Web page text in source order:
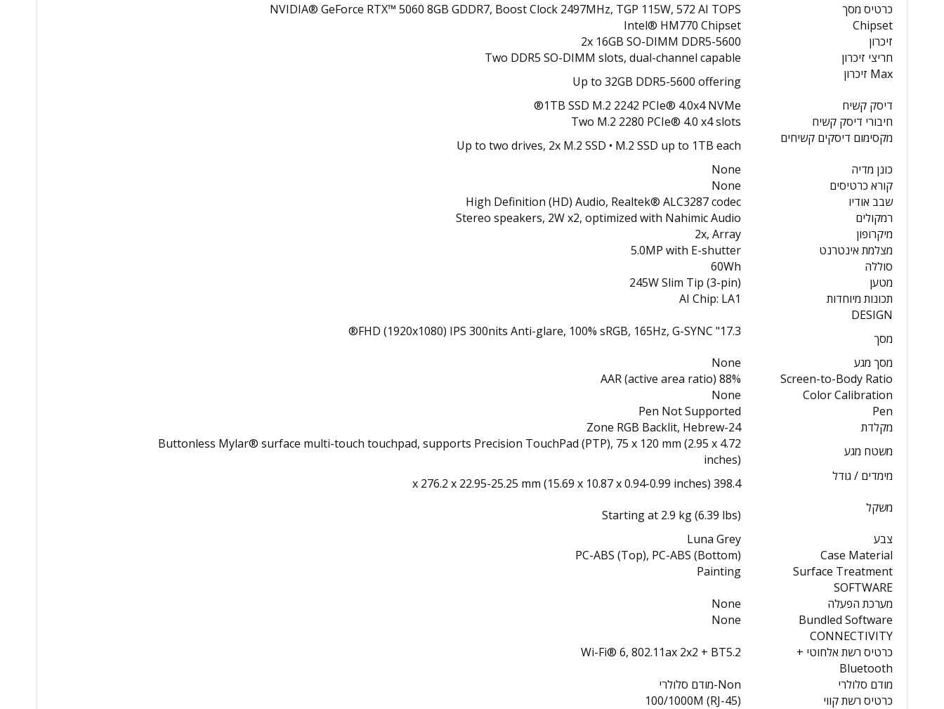
כרטיס מסך
NVIDIA® GeForce RTX™ 5060 8GB GDDR7, Boost Clock 2497MHz, TGP 115W, 572 AI TOPS
Chipset
Intel® HM770 Chipset
זיכרון
2x 16GB SO-DIMM DDR5-5600
חריצי זיכרון
Two DDR5 SO-DIMM slots, dual-channel capable
Max זיכרון
Up to 32GB DDR5-5600 offering
דיסק קשיח
1TB SSD M.2 2242 PCIe® 4.0x4 NVMe®
חיבורי דיסק קשיח
Two M.2 2280 PCIe® 4.0 x4 slots
מקסימום דיסקים קשיחים
Up to two drives, 2x M.2 SSD • M.2 SSD up to 1TB each
כונן מדיה
None
קורא כרטיסים
None
שבב אודיו
High Definition (HD) Audio, Realtek® ALC3287 codec
רמקולים
Stereo speakers, 2W x2, optimized with Nahimic Audio
מיקרופון
2x, Array
מצלמת אינטרנט
5.0MP with E-shutter
סוללה
60Wh
מטען
245W Slim Tip (3-pin)
תכונות מיוחדות
AI Chip: LA1
DESIGN
מסך
17.3" FHD (1920x1080) IPS 300nits Anti-glare, 100% sRGB, 165Hz, G-SYNC®
מסך מגע
None
Screen-to-Body Ratio
88% AAR (active area ratio)
Color Calibration
None
Pen
Pen Not Supported
מקלדת
24-Zone RGB Backlit, Hebrew
משטח מגע
Buttonless Mylar® surface multi-touch touchpad, supports Precision TouchPad (PTP), 75 x 120 mm (2.95 x 4.72
inches)
מימדים / גודל
398.4 x 276.2 x 22.95-25.25 mm (15.69 x 10.87 x 0.94-0.99 inches)
משקל
Starting at 2.9 kg (6.39 lbs)
צבע
Luna Grey
Case Material
PC-ABS (Top), PC-ABS (Bottom)
Surface Treatment
Painting
SOFTWARE
מערכת הפעלה
None
Bundled Software
None
CONNECTIVITY
כרטיס רשת אלחוטי +
Bluetooth
Wi-Fi® 6, 802.11ax 2x2 + BT5.2
מודם סלולרי
Non-מודם סלולרי
כרטיס רשת קווי
100/1000M (RJ-45)